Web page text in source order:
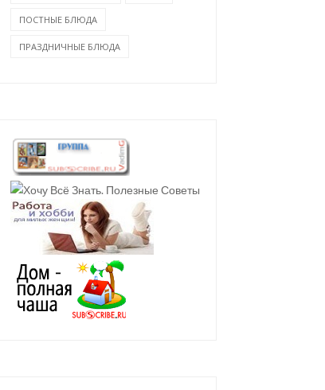
ПОСТНЫЕ БЛЮДА
ПРАЗДНИЧНЫЕ БЛЮДА